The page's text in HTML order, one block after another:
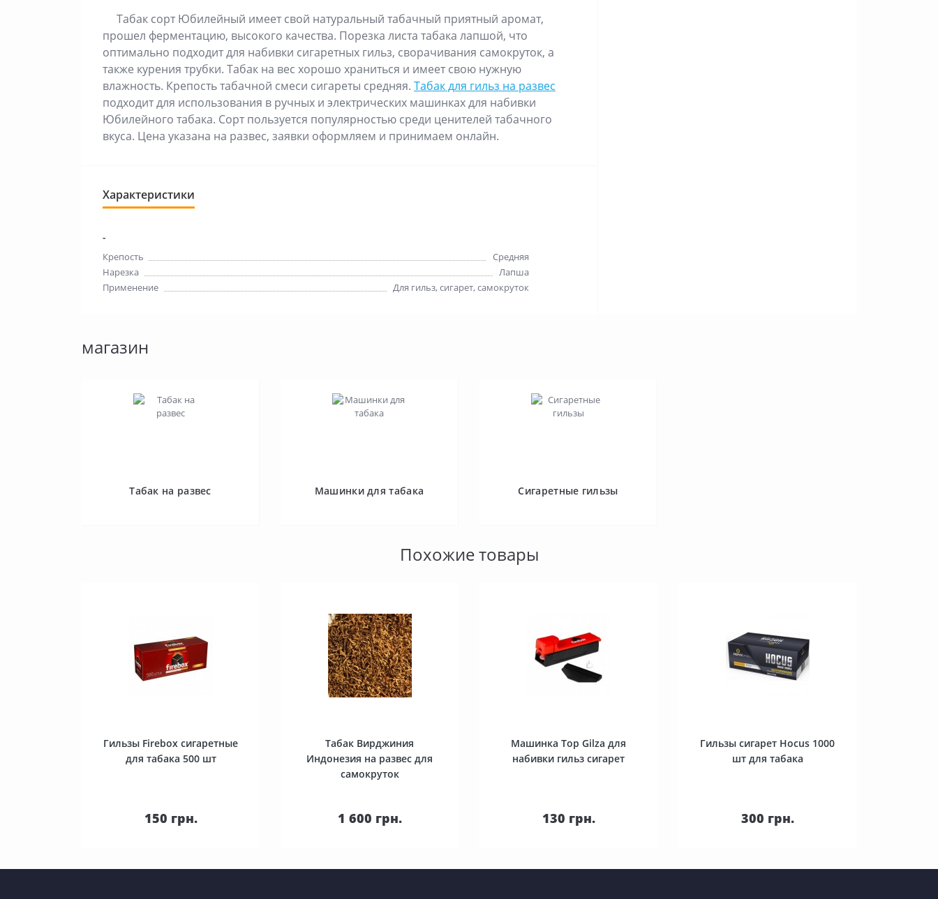
Табак сорт Юбилейный имеет свой натуральный табачный приятный аромат,
прошел ферментацию, высокого качества. Порезка листа табака лапшой, что
оптимально подходит для набивки сигаретных гильз, сворачивания самокруток, а
также курения трубки. Табак на вес хорошо храниться и имеет свою нужную
влажность. Крепость табачной смеси сигареты средняя. Табак для гильз на развес
подходит для использования в ручных и электрических машинках для набивки
Юбилейного табака. Сорт пользуется популярностью среди ценителей табачного
вкуса. Цена указана на развес, заявки оформляем и принимаем онлайн.
Характеристики
-
Крепость
Средняя
Нарезка
Лапша
Применение
Для гильз, сигарет, самокруток
магазин
Табак на развес Машинки для табака Сигаретные гильзы
Похожие товары
Гильзы Firebox сигаретные
для табака 500 шт
150 грн.
В корзину
Табак Вирджиния
Индонезия на развес для
самокруток
1 600 грн.
В корзину
Машинка Top Gilza для
набивки гильз сигарет
130 грн.
В корзину
Гильзы сигарет Hocus 1000
шт для табака
300 грн.
В корзину